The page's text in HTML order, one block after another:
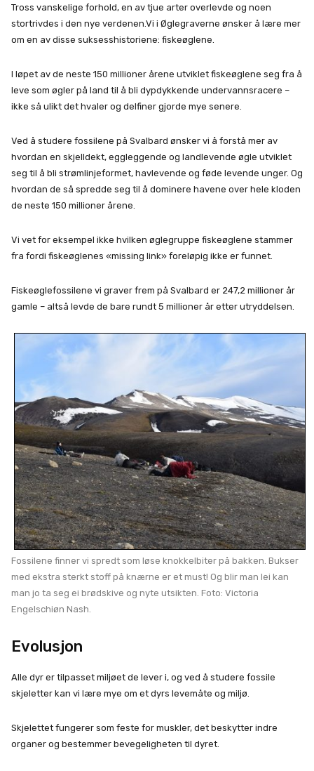
Tross vanskelige forhold, en av tjue arter overlevde og noen
stortrivdes i den nye verdenen.Vi i Øglegraverne ønsker å lære mer
om en av disse suksesshistoriene: fiskeøglene.
I løpet av de neste 150 millioner årene utviklet fiskeøglene seg fra å
leve som øgler på land til å bli dypdykkende undervannsracere –
ikke så ulikt det hvaler og delfiner gjorde mye senere.
Ved å studere fossilene på Svalbard ønsker vi å forstå mer av
hvordan en skjelldekt, eggleggende og landlevende øgle utviklet
seg til å bli strømlinjeformet, havlevende og føde levende unger. Og
hvordan de så spredde seg til å dominere havene over hele kloden
de neste 150 millioner årene.
Vi vet for eksempel ikke hvilken øglegruppe fiskeøglene stammer
fra fordi fiskeøglenes «missing link» foreløpig ikke er funnet.
Fiskeøglefossilene vi graver frem på Svalbard er 247,2 millioner år
gamle – altså levde de bare rundt 5 millioner år etter utryddelsen.
Fossilene finner vi spredt som løse knokkelbiter på bakken. Bukser
med ekstra sterkt stoff på knærne er et must! Og blir man lei kan
man jo ta seg ei brødskive og nyte utsikten. Foto: Victoria
Engelschiøn Nash.
Evolusjon
Alle dyr er tilpasset miljøet de lever i, og ved å studere fossile
skjeletter kan vi lære mye om et dyrs levemåte og miljø.
Skjelettet fungerer som feste for muskler, det beskytter indre
organer og bestemmer bevegeligheten til dyret.